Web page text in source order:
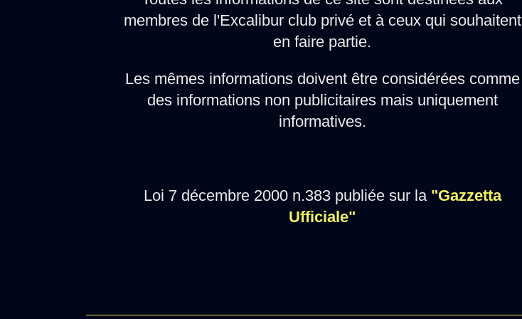
membres de l'Excalibur club privé et à ceux qui souhaitent
en faire partie.
Les mêmes informations doivent être considérées comme
des informations non publicitaires mais uniquement
informatives.
Loi 7 décembre 2000 n.383 publiée sur la "Gazzetta
Ufficiale"